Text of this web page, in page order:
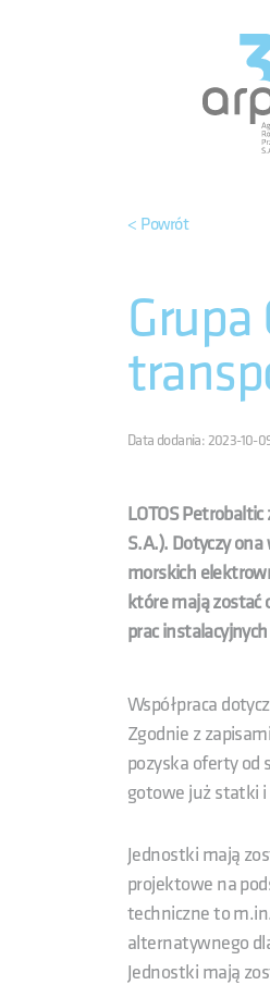
< Powrót
Data dodania: 2023-10-
LOTOS
S.A.). Dotyczy
morskich
które mają zostać
prac
Współpraca
Zgodnie z
pozyska oferty od
gotowe już statki i
Jednostki mają
projektowe na
techniczne to
alternatywnego
Jednostki mają